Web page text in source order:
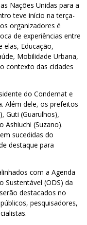
Nações Unidas para a
teve início na terça-
organizadores é
de experiências entre
elas, Educação,
Mobilidade Urbana,
contexto das cidades
do Condemat e
Além dele, os prefeitos
Guti (Guarulhos),
Ashiuchi (Suzano).
sucedidas do
destaque para
com a Agenda
Sustentável (ODS) da
destacados no
pesquisadores,